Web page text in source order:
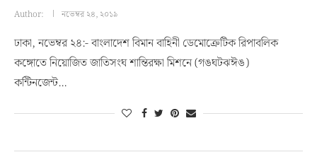
Author: নভেম্বর ২৪, ২০১৯
ঢাকা, নভেম্বর ২৪:- বাংলাদেশ বিমান বাহিনী ডেমোক্রেটিক রিপাবলিক
কঙ্গোতে নিয়োজিত জাতিসংঘ শান্তিরক্ষা মিশনে (গঙঘটঝঈঙ)
কন্টিনজেন্ট…